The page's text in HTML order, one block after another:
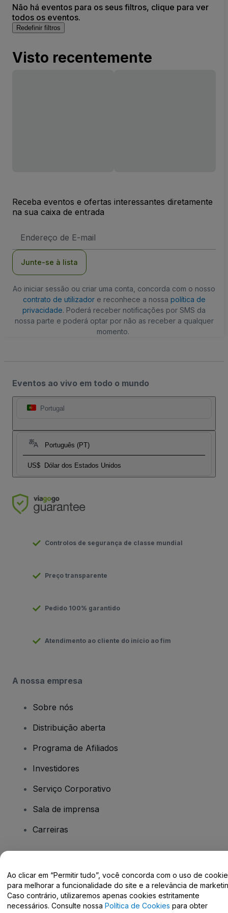
Não há eventos para os seus filtros, clique para ver
todos os eventos.
Redefinir filtros
Visto recentemente
Receba eventos e ofertas interessantes diretamente
na sua caixa de entrada
de
Junte-se à lista
Ao iniciar sessão ou criar uma conta, concorda com o nosso
contrato de utilizadore reconhece a nossa política de
privacidade. Poderá receber notificações por SMS da
nossa parte e poderá optar por não as receber a qualquer
momento.
Eventos ao vivo em todo o mundo
Portugal
Português (PT)
US$ Dólar dos Estados Unidos
Controlos de segurança de classe mundial
Preço transparente
Pedido 100% garantido
Atendimento ao cliente do início ao fim
A nossa empresa
Sobre nós
Distribuição aberta
Programa de Afiliados
Investidores
Serviço Corporativo
Sala de imprensa
Carreiras
Centro de Ajuda / Fale Conosco
Ao clicar em “Permitir tudo”, você concorda com o uso de
para melhorar a funcionalidade do site e a relevância de
Caso contrário, utilizaremos apenas cookies estritamente
necessários. Consulte nossa Política de Cookies para obter